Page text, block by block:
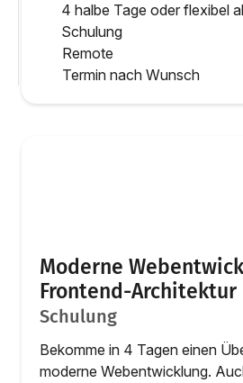
4 halbe Tage oder flexibel
Schulung
Remote
Termin nach Wunsch
Moderne
Frontend-Architektur
Schulung
Bekomme in 4 Tagen einen
moderne Webentwicklung.